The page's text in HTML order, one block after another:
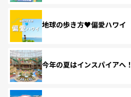
地球の歩き方♥偏愛ハワイ
今年の夏はインスパイアへ！